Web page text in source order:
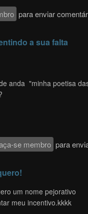
para enviar
a sua falta
anda "minha poetisa
se membro para
um nome pejorativo
meu incentivo.kkkk